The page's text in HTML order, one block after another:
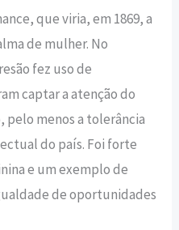
que viria, em 1869, a
de mulher. No
fez uso de
captar a atenção do
pelo menos a tolerância
do país. Foi forte
e um exemplo de
de oportunidades